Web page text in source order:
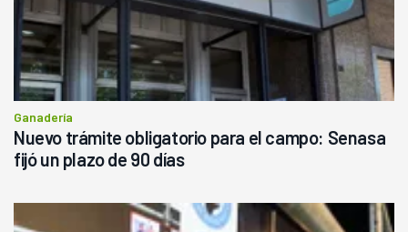
Ganadería
Nuevo trámite obligatorio para el campo: Senasa
fijó un plazo de 90 días